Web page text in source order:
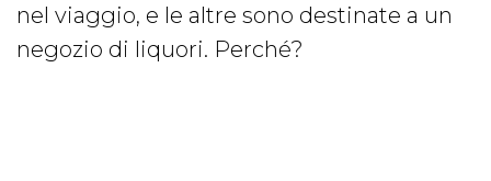
nel viaggio, e le altre sono destinate a un
negozio di liquori. Perché?